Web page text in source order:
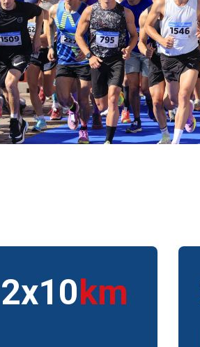
2x10